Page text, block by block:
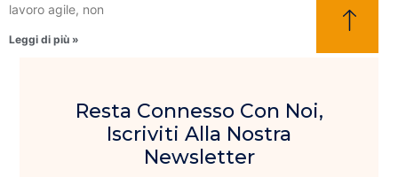
lavoro agile, non
Leggi di più »
Resta Connesso Con Noi,
Iscriviti Alla Nostra
Newsletter